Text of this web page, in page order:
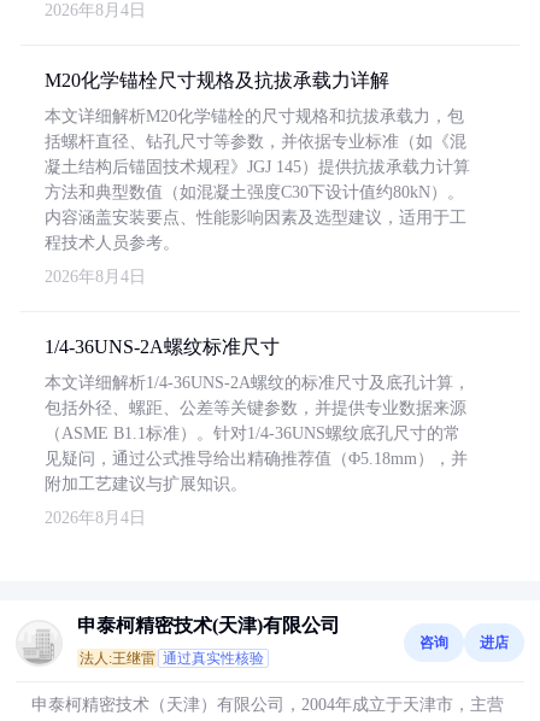
2026年8月4日
M20化学锚栓尺寸规格及抗拔承载力详解
本文详细解析M20化学锚栓的尺寸规格和抗拔承载力，包
括螺杆直径、钻孔尺寸等参数，并依据专业标准（如《混
凝土结构后锚固技术规程》JGJ 145）提供抗拔承载力计算
方法和典型数值（如混凝土强度C30下设计值约80kN）。
内容涵盖安装要点、性能影响因素及选型建议，适用于工
程技术人员参考。
2026年8月4日
1/4-36UNS-2A螺纹标准尺寸
本文详细解析1/4-36UNS-2A螺纹的标准尺寸及底孔计算，
包括外径、螺距、公差等关键参数，并提供专业数据来源
（ASME B1.1标准）。针对1/4-36UNS螺纹底孔尺寸的常
见疑问，通过公式推导给出精确推荐值（Φ5.18mm），并
附加工艺建议与扩展知识。
2026年8月4日
申泰柯精密技术(天津)有限公司
法人:王继雷 通过真实性核验
咨询 进店
申泰柯精密技术（天津）有限公司，2004年成立于天津市，主营